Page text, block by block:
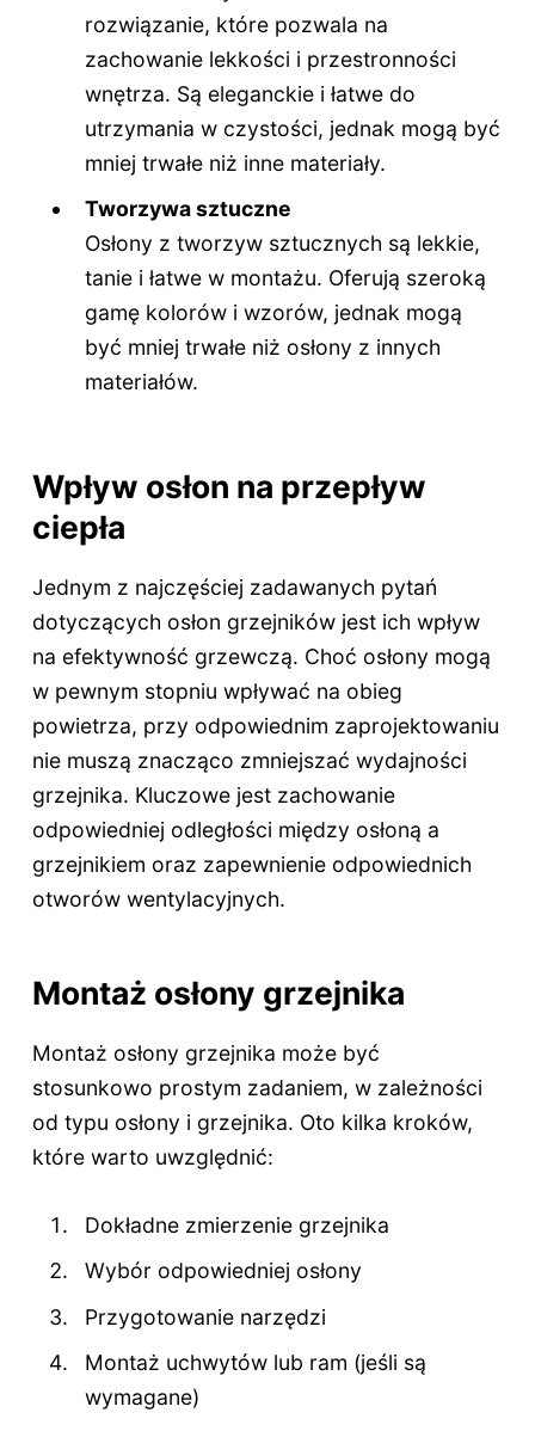
rozwiązanie, które pozwala na
zachowanie lekkości i przestronności
wnętrza. Są eleganckie i łatwe do
utrzymania w czystości, jednak mogą być
mniej trwałe niż inne materiały.
Tworzywa sztuczne
Osłony z tworzyw sztucznych są lekkie,
tanie i łatwe w montażu. Oferują szeroką
gamę kolorów i wzorów, jednak mogą
być mniej trwałe niż osłony z innych
materiałów.
Wpływ osłon na przepływ
ciepła
Jednym z najczęściej zadawanych pytań
dotyczących osłon grzejników jest ich wpływ
na efektywność grzewczą. Choć osłony mogą
w pewnym stopniu wpływać na obieg
powietrza, przy odpowiednim zaprojektowaniu
nie muszą znacząco zmniejszać wydajności
grzejnika. Kluczowe jest zachowanie
odpowiedniej odległości między osłoną a
grzejnikiem oraz zapewnienie odpowiednich
otworów wentylacyjnych.
Montaż osłony grzejnika
Montaż osłony grzejnika może być
stosunkowo prostym zadaniem, w zależności
od typu osłony i grzejnika. Oto kilka kroków,
które warto uwzględnić:
Dokładne zmierzenie grzejnika
Wybór odpowiedniej osłony
Przygotowanie narzędzi
Montaż uchwytów lub ram (jeśli są
wymagane)